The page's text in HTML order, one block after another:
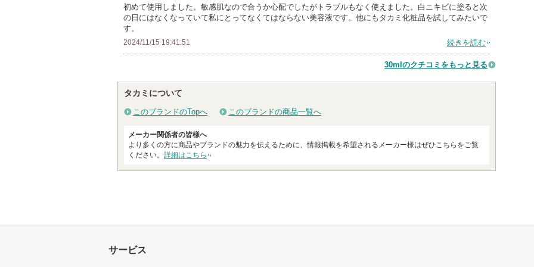
い
ま
初めて使用しました。敏感肌なので合うか心配でしたがトラブルもなく使えました。白ニキビに塗ると次
の日にはなくなっていて私にとってなくてはならない美容液です。他にもタカミ化粧品を試してみたいで
す。
2024/11/15 19:41:51 続きを読む
30mlのクチコミをもっと見る
タカミについて
このブランドのTopへ このブランドの商品一覧へ
メーカー関係者の皆様へ
より多くの方に商品やブランドの魅力を伝えるために、情報掲載を希望されるメーカー様はぜひこちらをご覧
ください。 詳細はこちら
サービス